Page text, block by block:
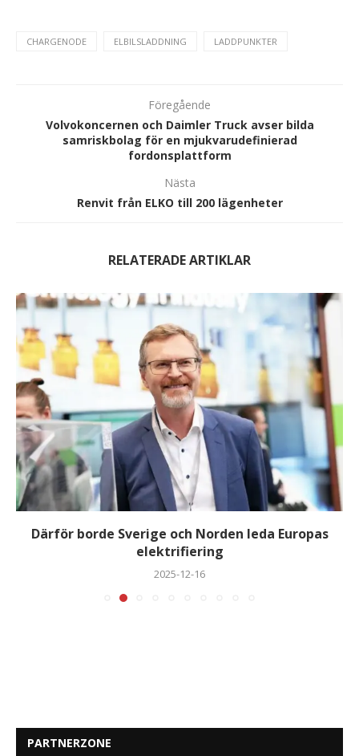
CHARGENODE ELBILSLADDNING LADDPUNKTER
Föregående
Volvokoncernen och Daimler Truck avser bilda
samriskbolag för en mjukvarudefinierad
fordonsplattform
Nästa
Renvit från ELKO till 200 lägenheter
RELATERADE ARTIKLAR
Därför borde Sverige och Norden leda Europas
elektrifiering
2025-12-16
PARTNERZONE